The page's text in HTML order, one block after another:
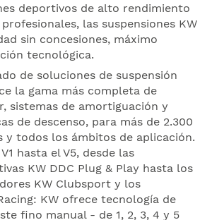
deportivos de alto rendimiento
las suspensiones KW
sin concesiones, máximo
tecnológica.
de soluciones de suspensión
la gama más completa de
sistemas de amortiguación y
de descenso, para más de 2.300
y todos los ámbitos de aplicación.
hasta el V5, desde las
KW DDC Plug & Play hasta los
KW Clubsport y los
KW ofrece tecnología de
fino manual - de 1, 2, 3, 4 y 5